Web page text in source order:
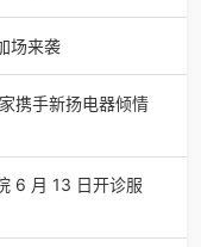
有料的行业交流
走进亮眼健康，
场来袭
的“清凉一夏·焕启
收官。丰富的优惠
携手新扬电器倾情
城！2026“同心杯”
赛氛围浓厚，城市
6 月 13 日开诊服
6 月 13 日开诊服